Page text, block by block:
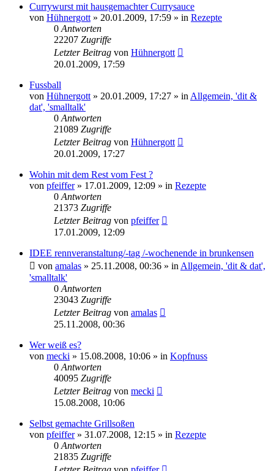
Currywurst mit hausgemachter Currysauce
von Hühnergott » 20.01.2009, 17:59 » in Rezepte
0 Antworten
22207 Zugriffe
Letzter Beitrag von Hühnergott
20.01.2009, 17:59
Fussball
von Hühnergott » 20.01.2009, 17:27 » in Allgemein, 'dit &
dat', 'smalltalk'
0 Antworten
21089 Zugriffe
Letzter Beitrag von Hühnergott
20.01.2009, 17:27
Wohin mit dem Rest vom Fest ?
von pfeiffer» 17.01.2009, 12:09 » in Rezepte
0 Antworten
21373 Zugriffe
Letzter Beitrag von pfeiffer
17.01.2009, 12:09
IDEE rennveranstaltung/-tag /-wochenende in brunkensen
von amalas » 25.11.2008, 00:36 » in Allgemein, 'dit & dat',
'smalltalk'
0 Antworten
23043 Zugriffe
Letzter Beitrag von amalas
25.11.2008, 00:36
Wer weiß es?
von mecki » 15.08.2008, 10:06 » in Kopfnuss
0 Antworten
40095 Zugriffe
Letzter Beitrag von mecki
15.08.2008, 10:06
Selbst gemachte Grillsoßen
von pfeiffer» 31.07.2008, 12:15 » in Rezepte
0 Antworten
21835 Zugriffe